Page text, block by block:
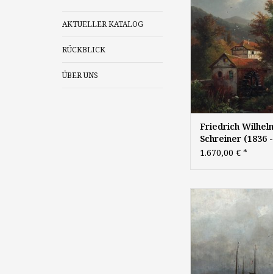
AKTUELLER KATALOG
RÜCKBLICK
ÜBER UNS
gebirgiger
1870, Öl auf
cm
Friedrich
Schreiner (1836
Öl-Gemälde
1.670,00 € *
Heinrich Hartung
1919):
1879, Öl auf
40,5cm,